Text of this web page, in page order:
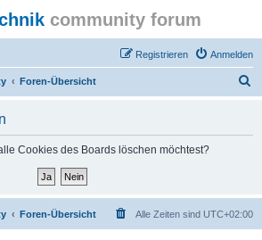
community forum
Anmelden
Registrieren
Foren-Übersicht
Cookies des Boards löschen möchtest?
Foren-Übersicht Alle Zeiten sind UTC+02:00